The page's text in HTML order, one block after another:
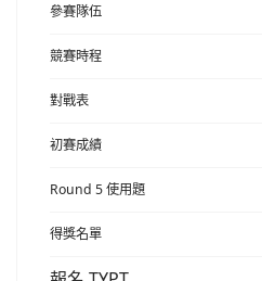
參賽隊伍
競賽時程
對戰表
初賽成績
Round 5 使用題
得獎名單